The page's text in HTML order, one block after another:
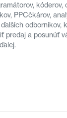
kóderov,
PPCčkárov,
odborníkov,
predaj a posunúť